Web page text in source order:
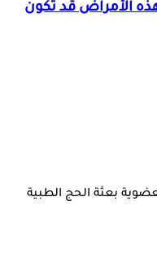
الأمراض قد تكون
بعثة الحج الطبية